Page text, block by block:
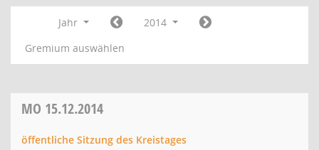
Jahr
2014
Gremium auswählen
MO 15.12.2014
öffentliche Sitzung des Kreistages